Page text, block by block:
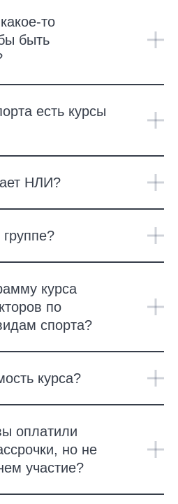
то
быть
есть курсы
НЛИ?
курса
по
спорта?
курса?
оплатили
но не
участие?